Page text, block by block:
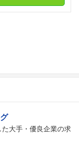
大手・優良企業の求